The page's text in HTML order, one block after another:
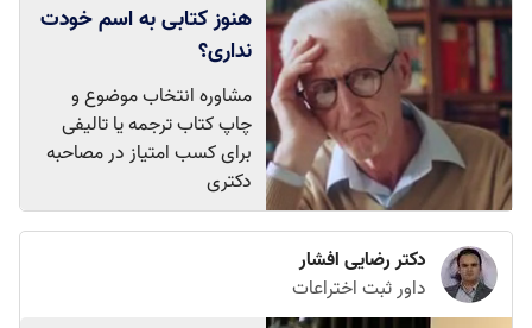
هنوز کتابی به اسم خودت
نداری؟
مشاوره انتخاب موضوع و
چاپ کتاب ترجمه یا تالیفی
برای کسب امتیاز در مصاحبه
دکتری
دکتر رضایی افشار
داور ثبت اختراعات